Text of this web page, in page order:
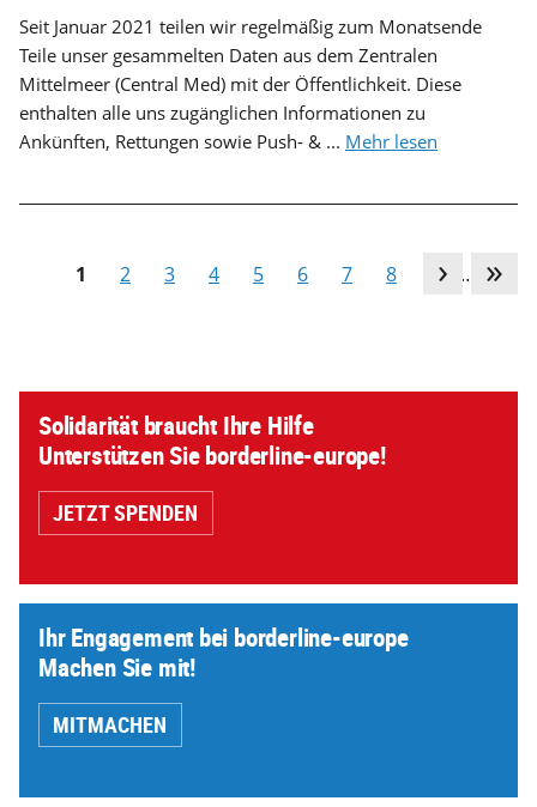
Seit Januar 2021 teilen wir regelmäßig zum Monatsende
Teile unser gesammelten Daten aus dem Zentralen
Mittelmeer (Central Med) mit der Öffentlichkeit. Diese
enthalten alle uns zugänglichen Informationen zu
Ankünften, Rettungen sowie Push- & ... Mehr lesen
1 2 3 4 5 6 7 8 9 …
Solidarität braucht Ihre Hilfe
Unterstützen Sie borderline-europe!
JETZT SPENDEN
Ihr Engagement bei borderline-europe
Machen Sie mit!
MITMACHEN